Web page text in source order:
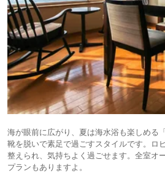
海が眼前に広がり、夏は海水浴も楽しめる
靴を脱いで素足で過ごすスタイルです。ロ
整えられ、気持ちよく過ごせます。全室オ
プランもありますよ。